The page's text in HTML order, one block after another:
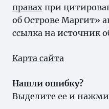
правах при
об Острове Маргит»
ссылка на источник
Карта сайта
Нашли ошибку?
Выделите ее и